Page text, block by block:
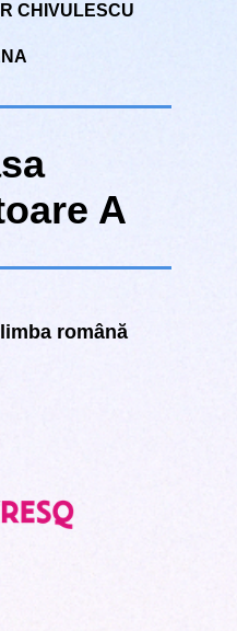
CHIVULESCU
A
română